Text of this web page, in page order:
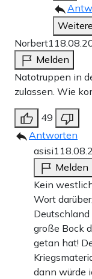
Norbert1
Melden
Natotruppen in
zulassen. Wie
49
Antworten
asisi1
Melden
Kein
Wort
große Bock
getan hat!
dann würde